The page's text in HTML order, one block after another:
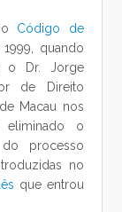
Código de
1999, quando
o Dr. Jorge
de Direito
Macau nos
eliminado o
processo
no
que entrou